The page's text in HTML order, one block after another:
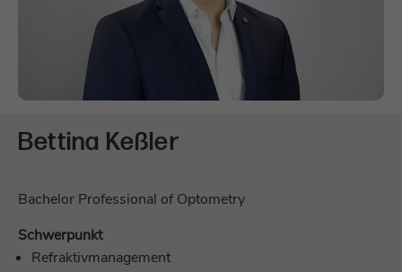
Bettina Keßler
Bachelor Professional of Optometry
Schwerpunkt
Refraktivmanagement